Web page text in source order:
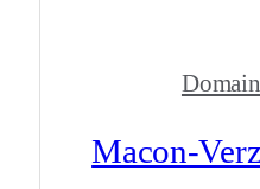
Macon-